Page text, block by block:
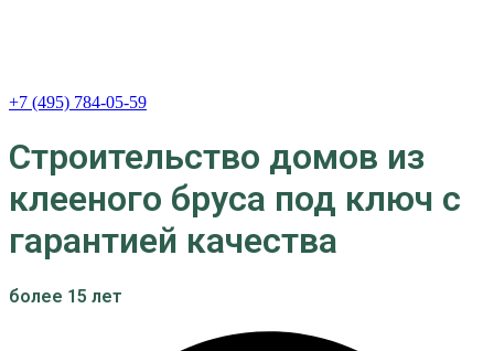
+7 (495) 784-05-59
Строительство домов из
клееного бруса под ключ с
гарантией качества
более 15 лет